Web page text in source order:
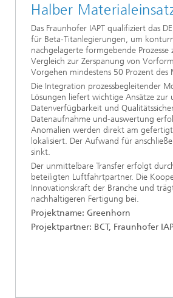
Halber
Das Fraunhofer IAPT qualifiziert das
für Beta-Titanlegierungen, um
nachgelagerte formgebende Prozesse
Vergleich zur Zerspanung von
Vorgehen mindestens 50 Prozent des
Die Integration prozessbegleitender
Lösungen liefert wichtige Ansätze zur
Datenverfügbarkeit und
Datenaufnahme und-auswertung
Anomalien werden direkt am
lokalisiert. Der Aufwand für
sinkt.
Der unmittelbare Transfer erfolgt
beteiligten Luftfahrtpartner. Die
Innovationskraft der Branche und
nachhaltigeren Fertigung bei.
Projektname: Greenhorn
Projektpartner: BCT, Fraunhofer